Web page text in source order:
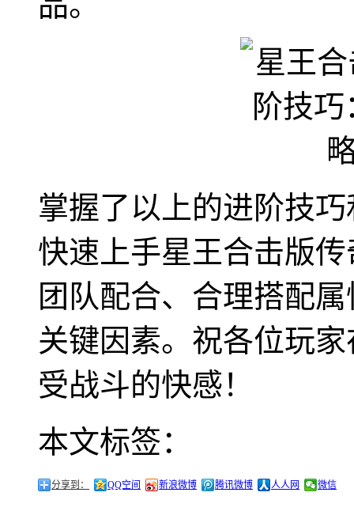
掌握了以上的进阶技
快速上手星王合击版
团队配合、合理搭配
关键因素。祝各位玩
受战斗的快感！
本文标签：
分享到： QQ空间 新浪微博 腾讯微博 人人网 微信